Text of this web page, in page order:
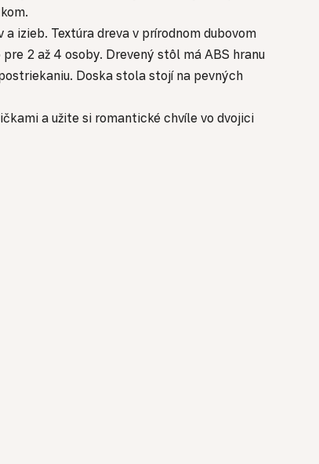
izieb. Textúra dreva v prírodnom dubovom
2 až 4 osoby. Drevený stôl má ABS hranu
Doska stola stojí na pevných
a užite si romantické chvíle vo dvojici